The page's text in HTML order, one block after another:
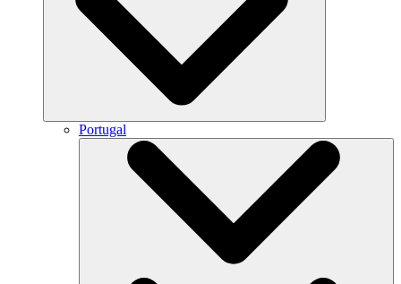
Portugal